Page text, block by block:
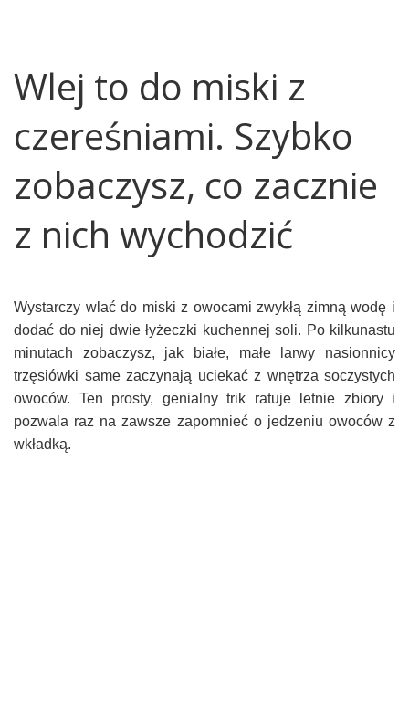
Wlej to do miski z
czereśniami. Szybko
zobaczysz, co zacznie
z nich wychodzić
Wystarczy wlać do miski z owocami zwykłą zimną wodę i
dodać do niej dwie łyżeczki kuchennej soli. Po kilkunastu
minutach zobaczysz, jak białe, małe larwy nasionnicy
trzęsiówki same zaczynają uciekać z wnętrza soczystych
owoców. Ten prosty, genialny trik ratuje letnie zbiory i
pozwala raz na zawsze zapomnieć o jedzeniu owoców z
wkładką.